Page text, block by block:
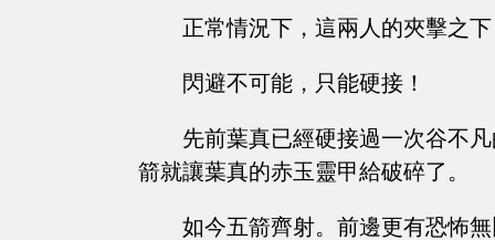
正常情況下，這兩人的夾擊之
閃避不可能，只能硬接！
先前葉真已經硬接過一次谷不
箭就讓葉真的赤玉靈甲給破碎了。
如今五箭齊射。前邊更有恐怖